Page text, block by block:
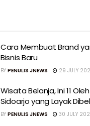
Cara Membuat Brand
Bisnis Baru
BY PENULIS JNEWS 29 JULY
Wisata Belanja, Ini 11
Sidoarjo yang Layak
BY PENULIS JNEWS 30 JULY